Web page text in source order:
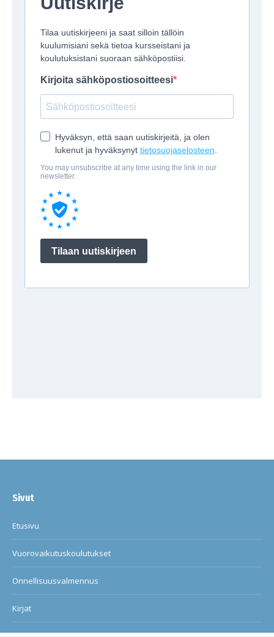
Sivut
Etusivu
Vuorovaikutuskoulutukset
Onnellisuusvalmennus
Kirjat